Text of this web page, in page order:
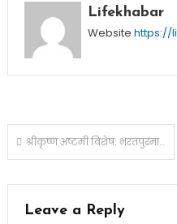
Lifekhabar
Website https://
Post
navigation
श्रीकृष्ण अष्टमी विशेष: भरतपुरमा सात दिन लामो दुर्लभ दिव्य साधना कार्यक्रम सुरु हुँदै
Leave a Reply